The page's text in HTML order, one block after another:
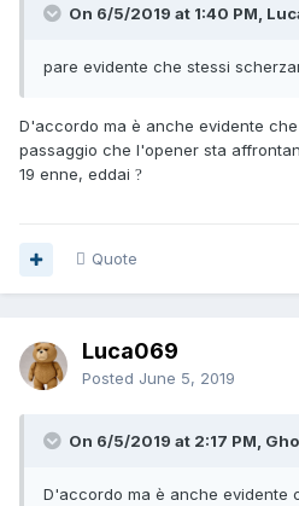
On 6/5/2019 at 1:40 PM,
pare evidente che stessi
D'accordo ma è anche evidente
passaggio che l'opener sta
19 enne, eddai ?
Quote
Luca069
Posted June 5, 2019
On 6/5/2019 at 2:17 PM,
D'accordo ma è anche evidente